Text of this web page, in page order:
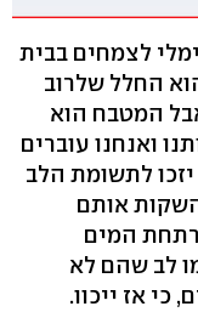
לצמחים בבית
החלל שלרוב
המטבח הוא
ואנחנו עוברים
לתשומת הלב
אותם
המים
לב שהם לא
אז ייכוו.